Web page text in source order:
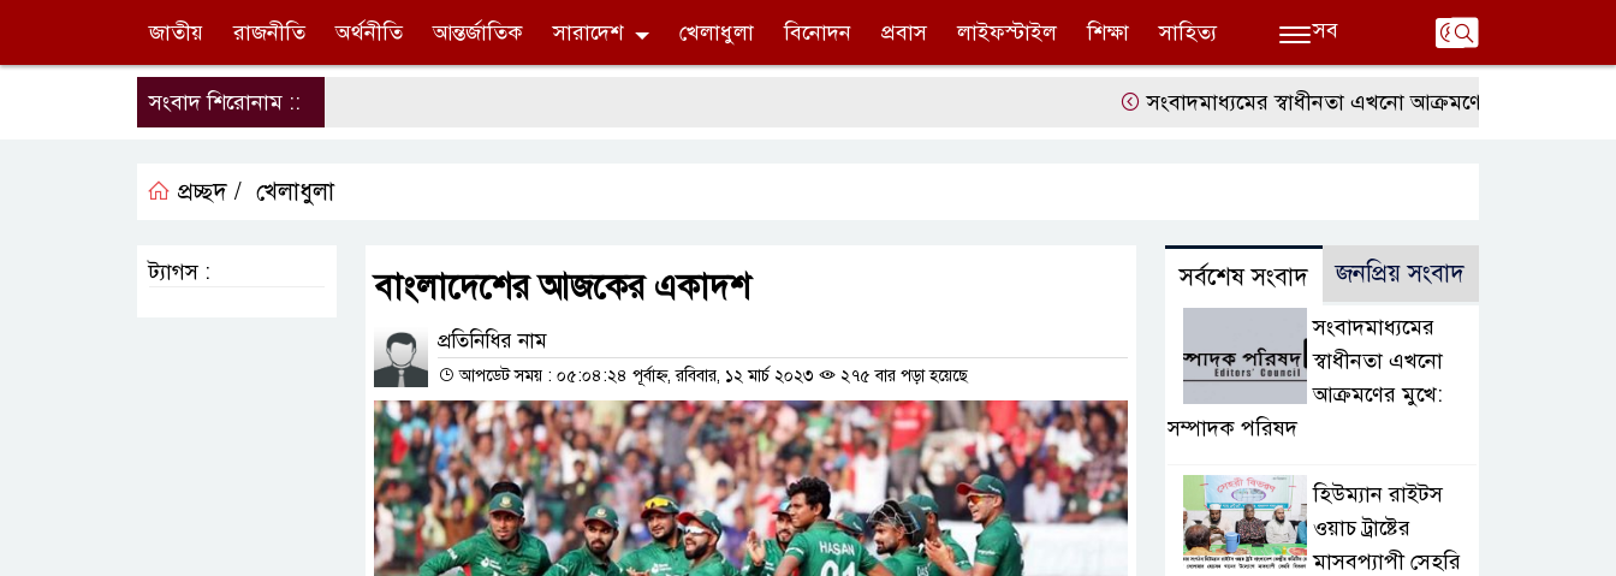
জাতীয় রাজনীতি অর্থনীতি আন্তর্জাতিক সারাদেশ খেলাধুলা বিনোদন প্রবাস লাইফস্টাইল শিক্ষা সাহিত্য সব
সংবাদ শিরোনাম :: সংবাদমাধ্যমের স্বাধীনতা এখনো আক্রমণের মুখে: সম্পাদক
প্রচ্ছদ / খেলাধুলা
বাংলাদেশের আজকের একাদশ
প্রতিনিধির নাম
আপডেট সময় : ০৫:০৪:২৪ পূর্বাহ্ন, রবিবার, ১২ মার্চ ২০২৩ ২৭৫ বার পড়া হয়েছে
ট্যাগস : সর্বশেষ সংবাদ জনপ্রিয় সংবাদ
সংবাদমাধ্যমের
স্বাধীনতা এখনো
আক্রমণের মুখে:
সম্পাদক পরিষদ
হিউম্যান রাইটস
ওয়াচ ট্রাষ্টের
মাসবপ্যাপী সেহরি